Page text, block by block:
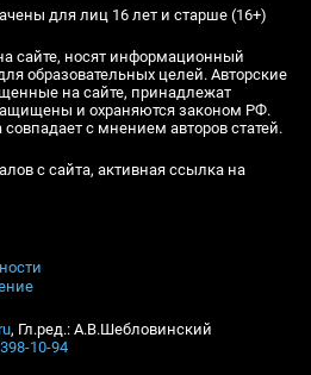
для лиц 16 лет и старше (16+)
сайте, носят информационный
образовательных целей. Авторские
на сайте, принадлежат
и охраняются законом РФ.
с мнением авторов статей.
с сайта, активная ссылка на
, Гл.ред.: А.В.Шебловинский
10-94